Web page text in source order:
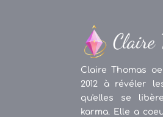
Claire Thomas
2012 à révéler
qu'elles se
karma. Elle a